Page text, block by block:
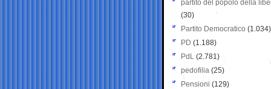
partito del popolo della
(30)
Partito Democratico (1.034)
PD (1.188)
PdL (2.781)
pedofilia (25)
Pensioni (129)